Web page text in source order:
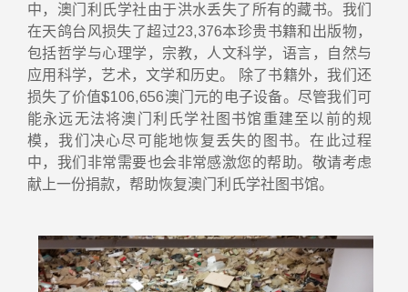
中，澳门利氏学社由于洪水丢失了所有的藏书。我们
在天鸽台风损失了超过23,376本珍贵书籍和出版物，
包括哲学与心理学，宗教，人文科学，语言，自然与
应用科学，艺术，文学和历史。 除了书籍外，我们还
损失了价值$106,656澳门元的电子设备。尽管我们可
能永远无法将澳门利氏学社图书馆重建至以前的规
模，我们决心尽可能地恢复丢失的图书。在此过程
中，我们非常需要也会非常感激您的帮助。敬请考虑
献上一份捐款，帮助恢复澳门利氏学社图书馆。